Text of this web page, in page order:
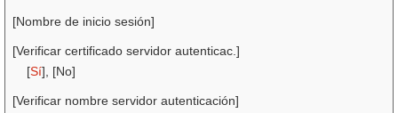
[Nombre de inicio sesión]
[Verificar certificado servidor autenticac.]
[Sí], [No]
[Verificar nombre servidor autenticación]